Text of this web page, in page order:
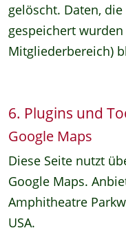
gelöscht. Daten,
gespeichert
Mitgliederbereich)
6. Plugins und
Google Maps
Diese Seite nutzt
Google Maps.
Amphitheatre
USA.